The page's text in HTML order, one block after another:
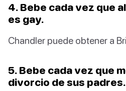
4. Bebe cada vez que
es gay.
Chandler puede obtener a
5. Bebe cada vez que
divorcio de sus padres.